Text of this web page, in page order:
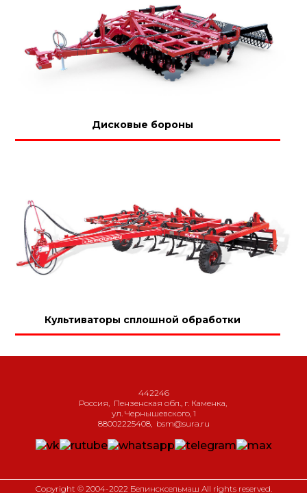
Дисковые бороны
Культиваторы сплошной обработки
442246
Россия
Пензенская обл., г. Каменка
ул. Чернышевского, 1
88002225408, bsm@sura.ru
Copyright © 2004-2022 Белинсксельмаш All rights reserved.